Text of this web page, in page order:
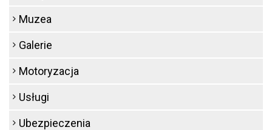
Muzea
Galerie
Motoryzacja
Usługi
Ubezpieczenia